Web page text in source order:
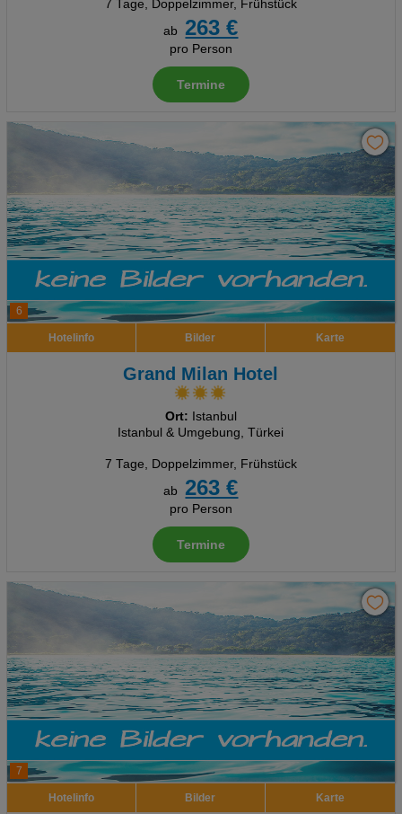
7 Tage, Doppelzimmer, Frühstück
ab
263 €
pro Person
Termine
6
Hotelinfo Bilder Karte
Grand Milan Hotel
Ort: Istanbul
Istanbul & Umgebung, Türkei
7 Tage, Doppelzimmer, Frühstück
ab
263 €
pro Person
Termine
7
Hotelinfo Bilder Karte